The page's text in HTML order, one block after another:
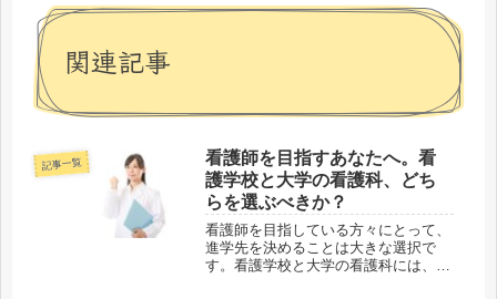
関連記事
記事一覧
看護師を目指すあなたへ。看
護学校と大学の看護科、どち
らを選ぶべきか？
看護師を目指している方々にとって、
進学先を決めることは大きな選択で
す。看護学校と大学の看護科には、そ